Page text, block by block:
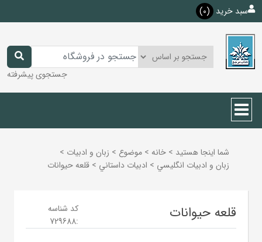
سبد خرید (0)
جستجوی پیشرفته
شما اینجا هستید > خانه > موضوع > زبان و ادبيات >
زبان و ادبيات انگليسي > ادبيات داستاني > قلعه حیوانات
قلعه حیوانات
کد شناسه
:
729688